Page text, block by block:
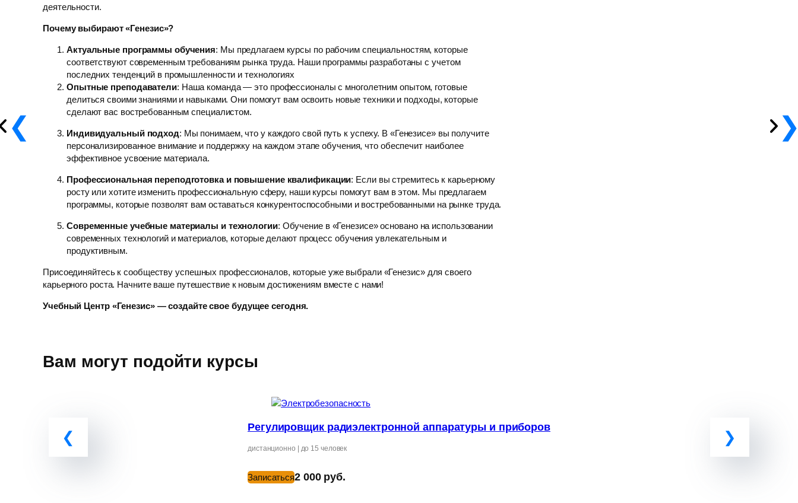
деятельности.
Почему выбирают «Генезис»?
Актуальные программы обучения: Мы предлагаем курсы по рабочим специальностям, которые
соответствуют современным требованиям рынка труда. Наши программы разработаны с учетом
последних тенденций в промышленности и технологиях
Опытные преподаватели: Наша команда — это профессионалы с многолетним опытом, готовые
делиться своими знаниями и навыками. Они помогут вам освоить новые техники и подходы, которые
сделают вас востребованным специалистом.
Индивидуальный подход: Мы понимаем, что у каждого свой путь к успеху. В «Генезисе» вы получите
персонализированное внимание и поддержку на каждом этапе обучения, что обеспечит наиболее
эффективное усвоение материала.
Профессиональная переподготовка и повышение квалификации: Если вы стремитесь к карьерному
росту или хотите изменить профессиональную сферу, наши курсы помогут вам в этом. Мы предлагаем
программы, которые позволят вам оставаться конкурентоспособными и востребованными на рынке труда.
Современные учебные материалы и технологии: Обучение в «Генезисе» основано на использовании
современных технологий и материалов, которые делают процесс обучения увлекательным и
продуктивным.
Присоединяйтесь к сообществу успешных профессионалов, которые уже выбрали «Генезис» для своего
карьерного роста. Начните ваше путешествие к новым достижениям вместе с нами!
Учебный Центр «Генезис» — создайте свое будущее сегодня.
Вам могут подойти курсы
Регулировщик радиэлектронной аппаратуры и приборов
дистанционно | до 15 человек
Записаться2 000 руб.